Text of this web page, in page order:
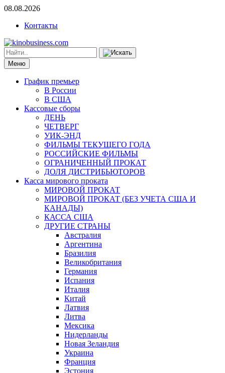
08.08.2026
Контакты
Меню
График премьер
В России
В США
Кассовые сборы
ДЕНЬ
ЧЕТВЕРГ
УИК-ЭНД
ФИЛЬМЫ ТЕКУЩЕГО ГОДА
РОССИЙСКИЕ ФИЛЬМЫ
ОГРАНИЧЕННЫЙ ПРОКАТ
ДОЛЯ ДИСТРИБЬЮТОРОВ
Касса мирового проката
МИРОВОЙ ПРОКАТ
МИРОВОЙ ПРОКАТ (БЕЗ УЧЕТА США И
КАНАДЫ)
КАССА США
ДРУГИЕ СТРАНЫ
Австралия
Аргентина
Бразилия
Великобритания
Германия
Испания
Италия
Китай
Латвия
Литва
Мексика
Нидерланды
Новая Зеландия
Украина
Франция
Эстония